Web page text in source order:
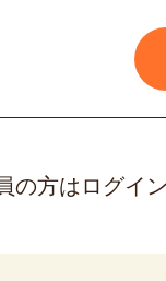
の方は ログイ